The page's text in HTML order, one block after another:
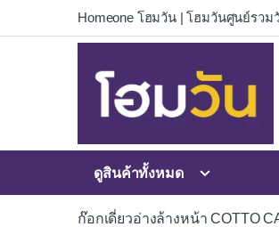
Skip to navigation
Skip to contentHomeone โฮมวัน | โฮมวันศูนย์รว
ดูสินค้าทั้งหมด
ก๊อกเดี่ยวอ่างล้างหน้า COTTO